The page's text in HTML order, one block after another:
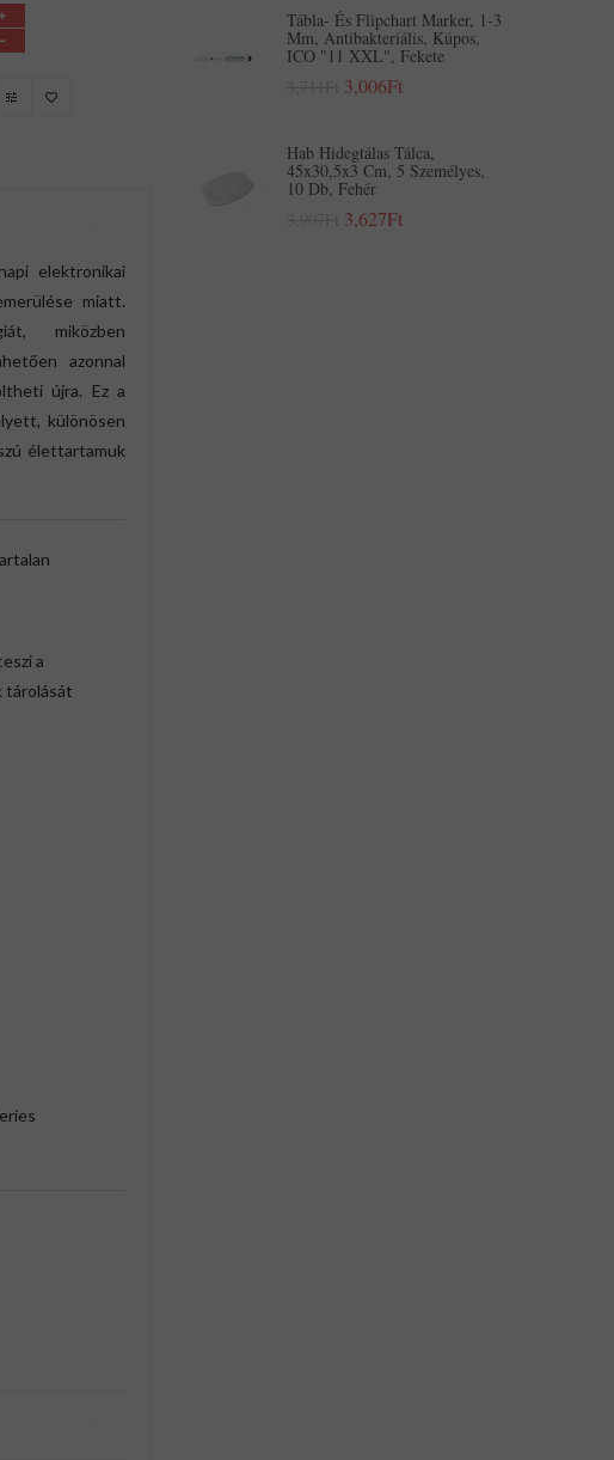
elektronikai
miatt.
miközben
azonnal
újra. Ez a
különösen
élettartamuk
a
tárolását
Tábla- És Flipchart Marker, 1-3
Mm, Antibakteriális, Kúpos,
ICO "11 XXL", Fekete
3,006Ft
Hab Hidegtálas Tálca,
45x30,5x3 Cm, 5 Személyes,
10 Db, Fehér
3,627Ft